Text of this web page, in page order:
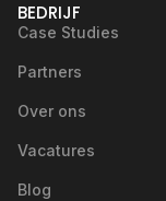
BEDRIJF
Case Studies
Partners
Over ons
Vacatures
Blog